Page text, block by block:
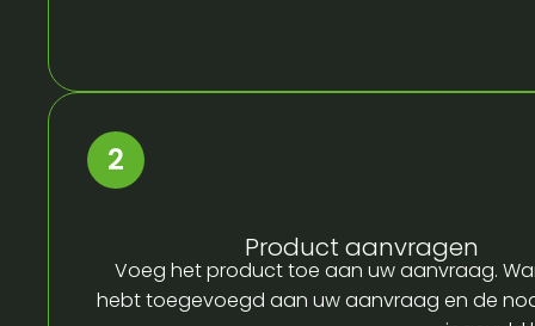
Product aanvragen
Voeg het product toe aan uw aanvraag.
hebt toegevoegd aan uw aanvraag en de